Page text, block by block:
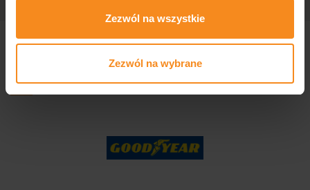
Zezwól na wszystkie
Zezwól na wybrane
Produkujemy dla znanych firm